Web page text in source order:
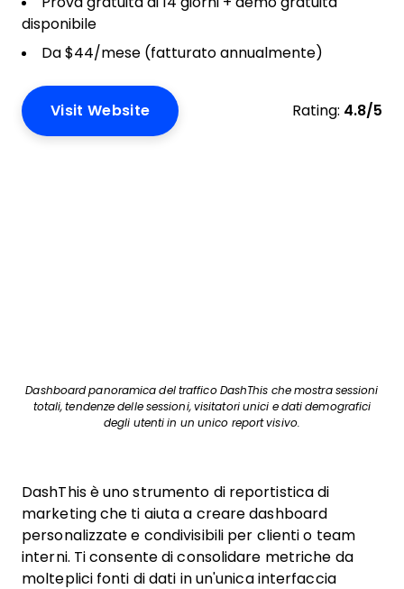
disponibile
Da $44/mese (fatturato annualmente)
Visit Website Rating: 4.8/5
Dashboard panoramica del traffico DashThis che mostra sessioni
totali, tendenze delle sessioni, visitatori unici e dati demografici
degli utenti in un unico report visivo.
DashThis è uno strumento di reportistica di
marketing che ti aiuta a creare dashboard
personalizzate e condivisibili per clienti o team
interni. Ti consente di consolidare metriche da
molteplici fonti di dati in un'unica interfaccia